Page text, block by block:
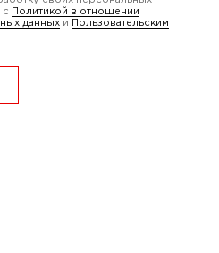
с
Политикой в отношении
данных и
Пользовательским